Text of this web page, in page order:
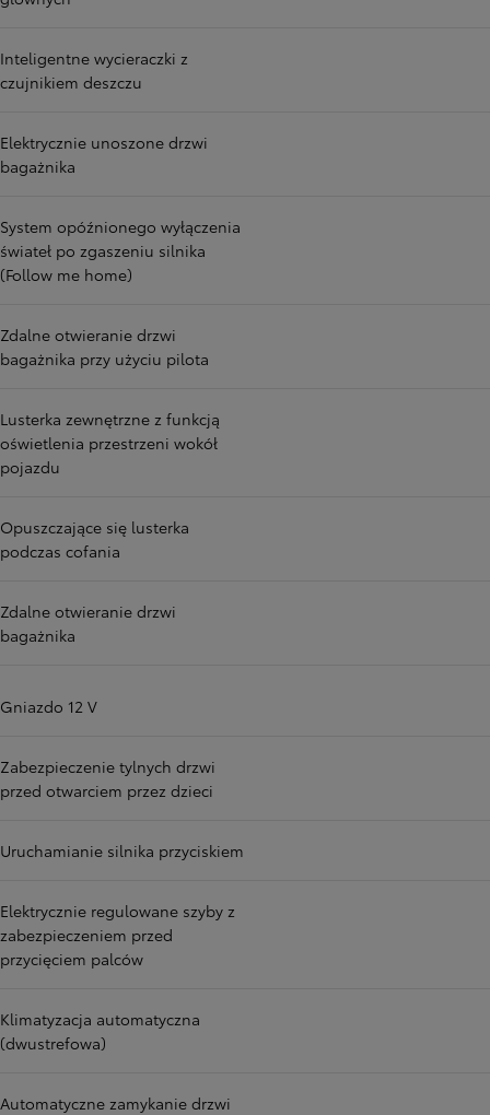
Inteligentne wycieraczki z
czujnikiem deszczu
Elektrycznie unoszone drzwi
bagażnika
System opóźnionego wyłączenia
świateł po zgaszeniu silnika
(Follow me home)
Zdalne otwieranie drzwi
bagażnika przy użyciu pilota
Lusterka zewnętrzne z funkcją
oświetlenia przestrzeni wokół
pojazdu
Opuszczające się lusterka
podczas cofania
Zdalne otwieranie drzwi
bagażnika
Gniazdo 12 V
Zabezpieczenie tylnych drzwi
przed otwarciem przez dzieci
Uruchamianie silnika przyciskiem
Elektrycznie regulowane szyby z
zabezpieczeniem przed
przycięciem palców
Klimatyzacja automatyczna
(dwustrefowa)
Automatyczne zamykanie drzwi